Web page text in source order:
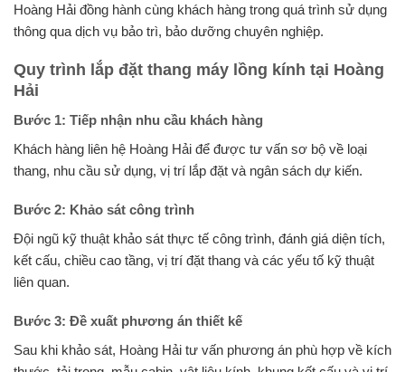
Hoàng Hải đồng hành cùng khách hàng trong quá trình sử dụng
thông qua dịch vụ bảo trì, bảo dưỡng chuyên nghiệp.
Quy trình lắp đặt thang máy lồng kính tại Hoàng
Hải
Bước 1: Tiếp nhận nhu cầu khách hàng
Khách hàng liên hệ Hoàng Hải để được tư vấn sơ bộ về loại
thang, nhu cầu sử dụng, vị trí lắp đặt và ngân sách dự kiến.
Bước 2: Khảo sát công trình
Đội ngũ kỹ thuật khảo sát thực tế công trình, đánh giá diện tích,
kết cấu, chiều cao tầng, vị trí đặt thang và các yếu tố kỹ thuật
liên quan.
Bước 3: Đề xuất phương án thiết kế
Sau khi khảo sát, Hoàng Hải tư vấn phương án phù hợp về kích